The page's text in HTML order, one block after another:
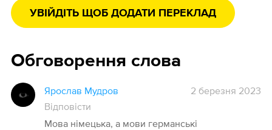
УВІЙДІТЬ ЩОБ ДОДАТИ ПЕРЕКЛАД
Обговорення слова
Ярослав Мудров
2 березня 2023
Відповісти
Мова німецька, а мови германські